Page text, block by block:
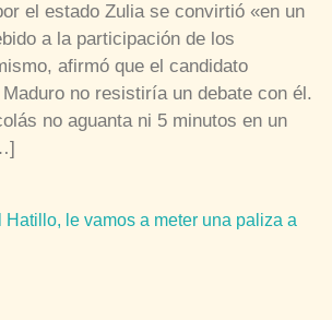
el estado Zulia se convirtió «en un
a la participación de los
afirmó que el candidato
no resistiría un debate con él.
no aguanta ni 5 minutos en un
Hatillo, le vamos a meter una paliza a